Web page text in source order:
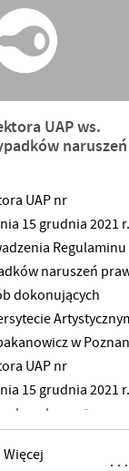
UAP ws.
naruszeń
UAP nr
15 grudnia 2021 r.
Regulaminu
naruszeń
dokonujących
w
UAP nr
15 grudnia 2021 r.
ds. zgłaszania
im.
Więcej